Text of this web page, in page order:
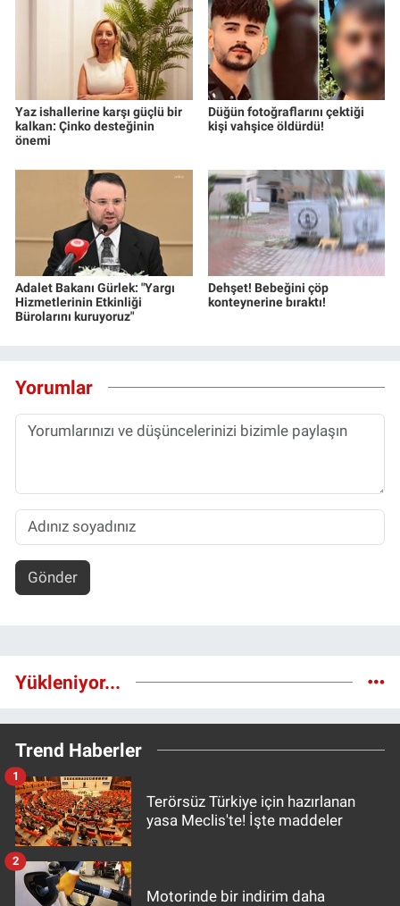
Yaz ishallerine karşı güçlü bir
kalkan: Çinko desteğinin
önemi
Düğün fotoğraflarını çektiği
kişi vahşice öldürdü!
Adalet Bakanı Gürlek: "Yargı
Hizmetlerinin Etkinliği
Bürolarını kuruyoruz"
Dehşet! Bebeğini çöp
konteynerine bıraktı!
Yorumlar
Gönder
Yükleniyor...
Trend Haberler
Terörsüz Türkiye için hazırlanan
yasa Meclis'te! İşte maddeler
1
Motorinde bir indirim daha
2